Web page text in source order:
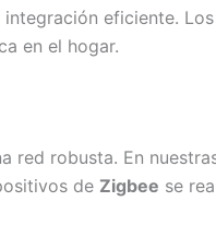
eficiente.
en el hogar.
red robusta. En
de Zigbee se